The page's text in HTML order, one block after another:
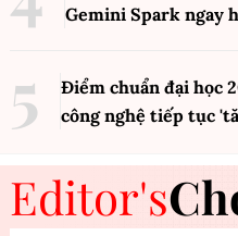
Gemini Spark ngay
Điểm chuẩn đại học
công nghệ tiếp tục
Editor's